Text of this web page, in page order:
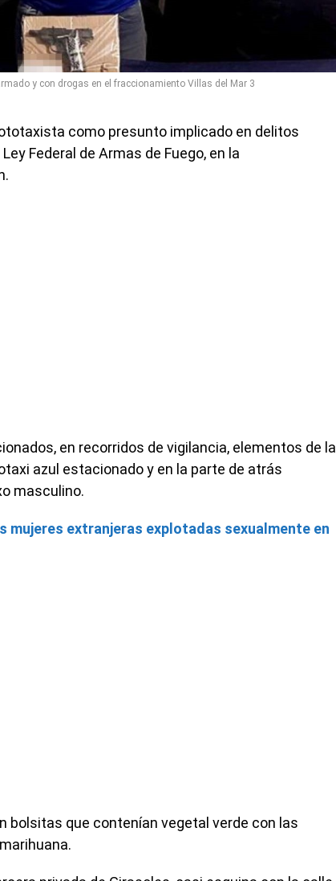
y con drogas en el fraccionamiento Villas del Mar 3
como presunto implicado en delitos
Federal de Armas de Fuego, en la
en recorridos de vigilancia, elementos de la
azul estacionado y en la parte de atrás
masculino.
mujeres extranjeras explotadas sexualmente en
bolsitas que contenían vegetal verde con las